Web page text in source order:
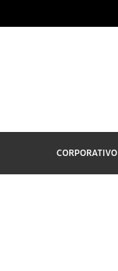
CORPORATIVO